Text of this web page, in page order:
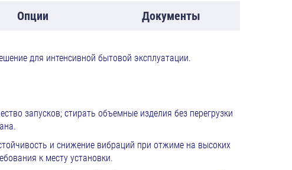
Опции Документы
для интенсивной бытовой эксплуатации.
запусков; стирать объемные изделия без перегрузки
и снижение вибраций при отжиме на высоких
к месту установки.